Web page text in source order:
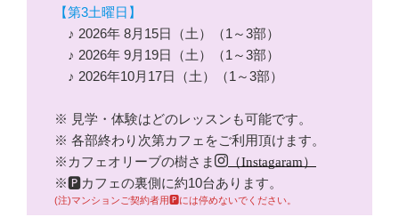
【第3土曜日】
♪ 2026年 8月15日（土）（1～3部）
♪ 2026年 9月19日（土）（1～3部）
♪ 2026年10月17日（土）（1～3部）
※ 見学・体験はどのレッスンも可能です。
※ 各部終わり次第カフェをご利用頂けます。
※カフェオリーブの樹さま
（Instagaram）
※🅿カフェの裏側に約10台あります。
(注)マンションご契約者用🅿には停めないでください。